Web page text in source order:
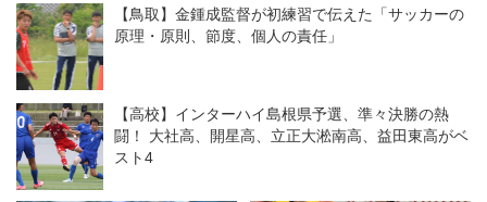
【鳥取】金鍾成監督が初練習で伝えた「サッカーの
原理・原則、節度、個人の責任」
【高校】インターハイ島根県予選、準々決勝の熱
闘！ 大社高、開星高、立正大淞南高、益田東高がベ
スト4